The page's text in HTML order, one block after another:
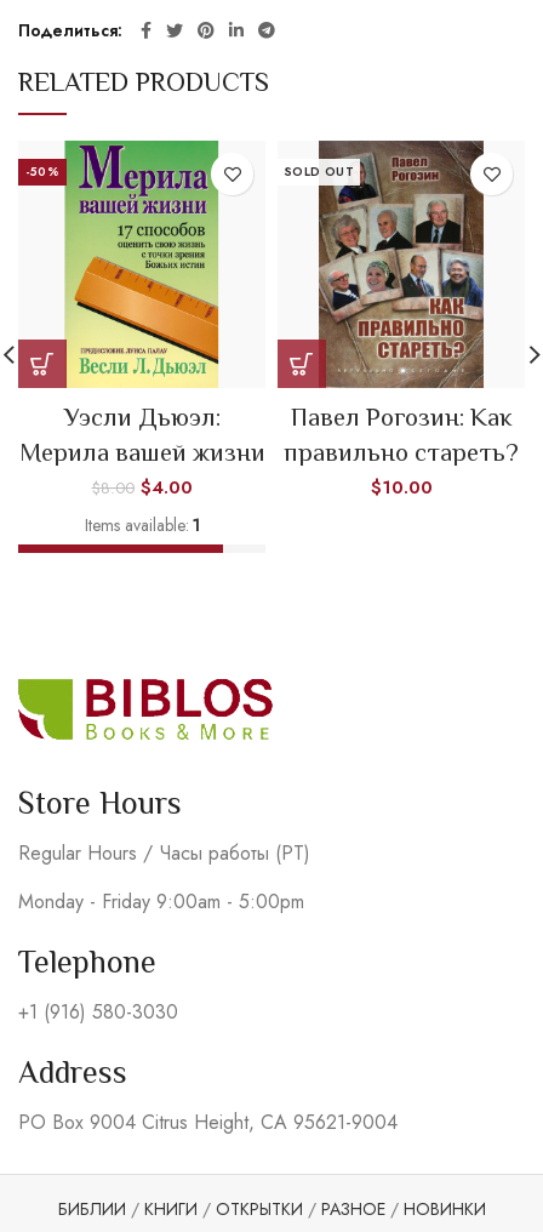
Поделиться
RELATED PRODUCTS
-50%
Уэсли Дьюэл:
Мерила вашей жизни
$8.00 $4.00
Items available: 1
SOLD OUT
Павел Рогозин: Как
правильно стареть?
$10.00
Store Hours
Regular Hours / Часы работы (PT)
Monday - Friday 9:00am - 5:00pm
Telephone
+1 (916) 580-3030
Address
PO Box 9004 Citrus Height, CA 95621-9004
БИБЛИИ / КНИГИ / ОТКРЫТКИ / РАЗНОЕ/ НОВИНКИ